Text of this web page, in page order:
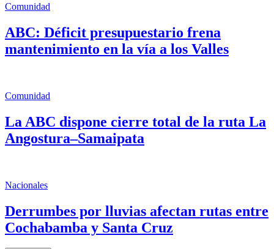
Comunidad
ABC: Déficit presupuestario frena
mantenimiento en la vía a los Valles
Comunidad
La ABC dispone cierre total de la ruta La
Angostura–Samaipata
Nacionales
Derrumbes por lluvias afectan rutas entre
Cochabamba y Santa Cruz